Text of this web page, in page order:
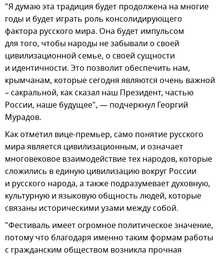
"Я думаю эта традиция будет продолжена на многие
годы и будет играть роль консолидирующего
фактора русского мира. Она будет импульсом
для того, чтобы народы не забывали о своей
цивилизационной семье, о своей сущности
и идентичности. Это позволит обеспечить нам,
крымчанам, которые сегодня являются очень важной
– сакральной, как сказал наш Президент, частью
России, наше будущее", — подчеркнул Георгий
Мурадов.
Как отметил вице-премьер, само понятие русского
мира является цивилизационным, и означает
многовековое взаимодействие тех народов, которые
сложились в единую цивилизацию вокруг России
и русского народа, а также подразумевает духовную,
культурную и языковую общность людей, которые
связаны историческими узами между собой.
"Фестиваль имеет огромное политическое значение,
потому что благодаря именно таким формам работы
с гражданским обществом возникла прочная